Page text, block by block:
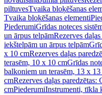
piltuvesTvaika bloķēšanas
Tvaika bloķēšanas elementi
PiederumiGrīdas noteces
un ārpus telpāmRezerves
iekštelpām un ārpus telpām
x 10 cmRezerves daļas
terasēm, 10 x 10 cmGrīdas
balkoniem un terasēm, 13 x
cmRezerves daļas paredzētas:
cmPiederumiInstrumenti, tīkla